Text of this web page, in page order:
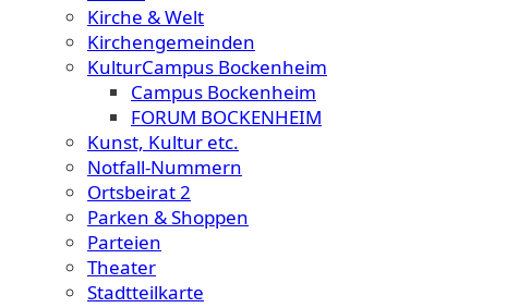
Kirche & Welt
Kirchengemeinden
KulturCampus Bockenheim
Campus Bockenheim
FORUM BOCKENHEIM
Kunst, Kultur etc.
Notfall-Nummern
Ortsbeirat 2
Parken & Shoppen
Parteien
Theater
Stadtteilkarte